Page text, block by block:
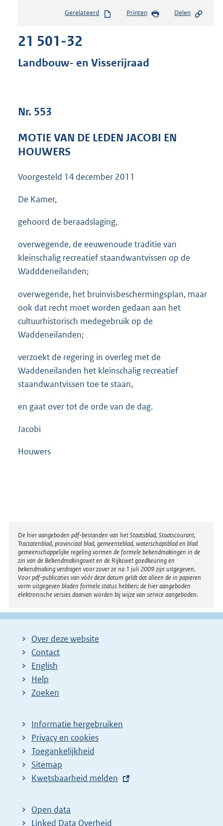
s
s
e
8
Gerelateerd Printen Delen
21 501-32
Landbouw- en Visserijraad
Nr. 553
MOTIE VAN DE LEDEN JACOBI EN
HOUWERS
Voorgesteld 14 december 2011
De Kamer,
gehoord de beraadslaging,
overwegende, de eeuwenoude traditie van
kleinschalig recreatief staandwantvissen op de
Wadddeneilanden;
overwegende, het bruinvisbeschermingsplan, maar
ook dat recht moet worden gedaan aan het
cultuurhistorisch medegebruik op de
Waddeneilanden;
verzoekt de regering in overleg met de
Waddeneilanden het kleinschalig recreatief
staandwantvissen toe te staan,
en gaat over tot de orde van de dag.
Jacobi
Houwers
Disclaimer
De hier aangeboden pdf-bestanden van het Staatsblad, Staatscourant,
Tractatenblad, provinciaal blad, gemeenteblad, waterschapsblad en blad
gemeenschappelijke regeling vormen de formele bekendmakingen in de
zin van de Bekendmakingswet en de Rijkswet goedkeuring en
bekendmaking verdragen voor zover ze na 1 juli 2009 zijn uitgegeven.
Voor pdf-publicaties van vóór deze datum geldt dat alleen de in papieren
vorm uitgegeven bladen formele status hebben; de hier aangeboden
elektronische versies daarvan worden bij wijze van service aangeboden.
Over deze website
Contact
English
Help
Zoeken
Informatie hergebruiken
Privacy en cookies
Toegankelijkheid
Sitemap
E
t
e
Kwetsbaarheid melden
Open data
Linked Data Overheid